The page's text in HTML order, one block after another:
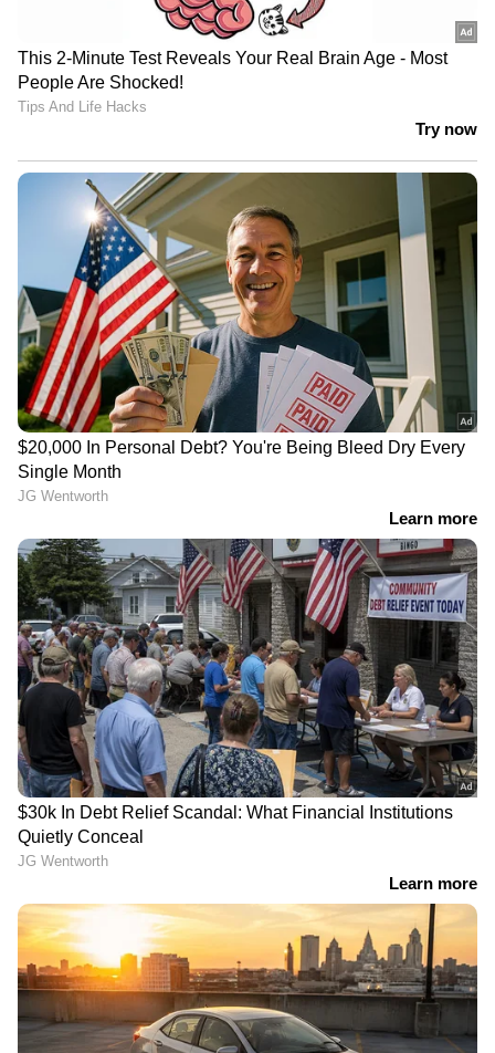
നിരക്കുകൾക്കനുസരിച്ച് എല്ലാ മാസവും
മാറാറുണ്ട്. നിലവിൽ ദില്ലിയിൽ സിലിണ്ടറൊന്നിന്
വില 3113.5 രൂപയാണ് (കിലോയ്ക്ക് 164 രൂപ
വീതം). അതേസമയം, സാധാരണ ഗാർഹിക
ശേഷവും കിലോയ്ക്ക് ഏകദേശം 66 രൂപ
നിരക്കിലാണ് എൽ.പി.ജി ലഭിക്കുന്നത്.